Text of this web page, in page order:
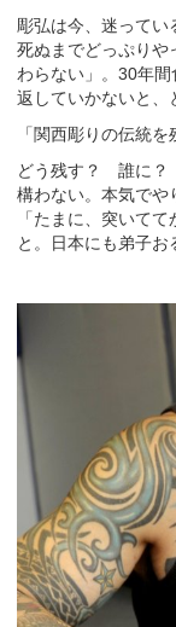
彫弘は今、迷ってい
死ぬまでどっぷりや
わらない」。30年間
返していかないと、
「関西彫りの伝統
どう残す？ 誰に？
構わない。本気でや
「たまに、突いて
と。日本にも弟子お